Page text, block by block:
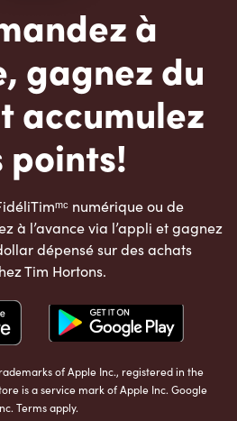
à
gagnez du
accumulez
points!
numérique ou de
à l’avance via l’appli et gagnez
dépensé sur des achats
Tim Hortons.
of Apple Inc., registered in the
is a service mark of Apple Inc. Google
Terms apply.